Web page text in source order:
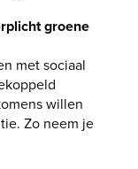
groene
met sociaal
willen
Zo neem je